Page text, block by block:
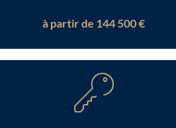
à partir de 144 500 €